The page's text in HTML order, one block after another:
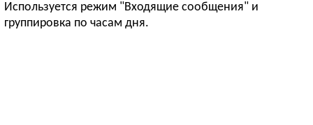
Используется режим "Входящие сообщения" и
группировка по часам дня.